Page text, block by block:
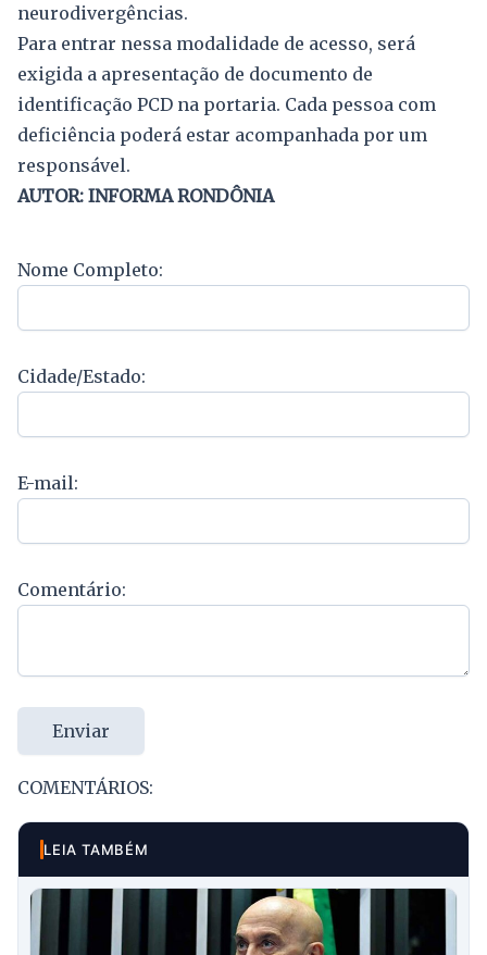
neurodivergências.
Para entrar nessa modalidade de acesso, será
exigida a apresentação de documento de
identificação PCD na portaria. Cada pessoa com
deficiência poderá estar acompanhada por um
responsável.
AUTOR: INFORMA RONDÔNIA
Nome Completo:
Cidade/Estado:
E-mail:
Comentário:
Enviar
COMENTÁRIOS:
LEIA TAMBÉM